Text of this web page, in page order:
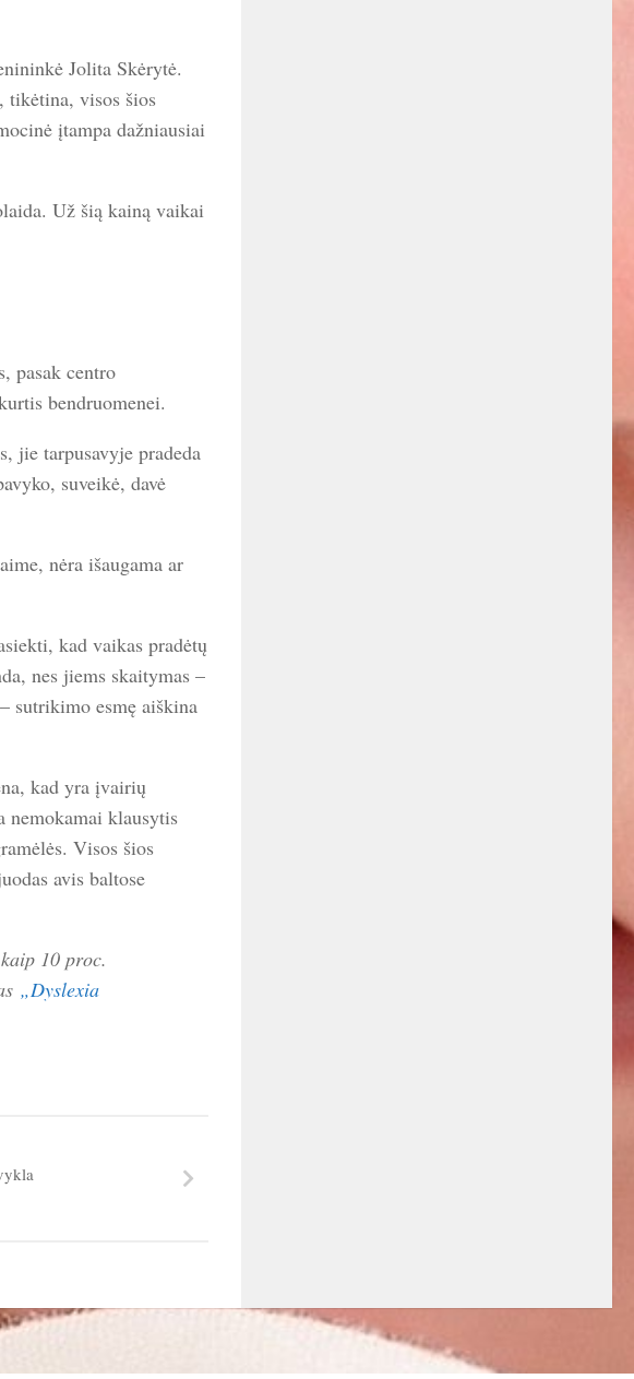
Jolita Skėrytė.
tikėtina, visos šios
įtampa dažniausiai
Už šią kainą vaikai
pasak centro
bendruomenei.
jie tarpusavyje pradeda
suveikė, davė
nėra išaugama ar
kad vaikas pradėtų
nes jiems skaitymas –
sutrikimo esmę aiškina
kad yra įvairių
nemokamai klausytis
Visos šios
avis baltose
10 proc.
„Dyslexia